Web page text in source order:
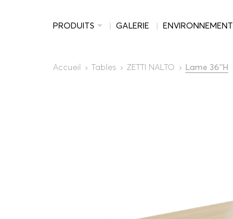
PRODUITS GALERIE ENVIRONNEMENT
Accueil Tables ZETTI NALTO Lame 36''H